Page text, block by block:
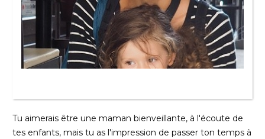
Tu aimerais être une maman bienveillante, à l'écoute de
tes enfants, mais tu as l'impression de passer ton temps à